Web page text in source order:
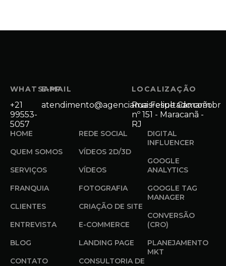
WHATSAPP
+21
99553-
5057
E-MAIL
atendimento@agenciamaisresultado.com.br
LOCALIZAÇÃO
Rua Felipe Camarão
nº 151 - Maracanã -
RJ
HOME
QUEM SOMOS
SERVIÇOS
FRANQUIA
CLIENTES
ENTREVISTA
BLOG
CONTATO
REDE SOCIAL
VÍDEOS 2D/3D
VÍDEOS
FOTOGRAFIA
CRIAÇÃO DE SITE
E-COMMERCE
LANDING PAGE
CONSULTORIA DE
DIGITAL
INFLUENCER
GOOGLE
ANALYTICS
GOOGLE TAG
MANAGER
CONVERSÃO
(CRO)
PLANEJAMENTO
MKT